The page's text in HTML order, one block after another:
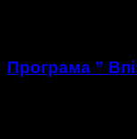
Програма ”